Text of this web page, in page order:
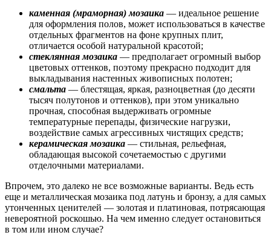
каменная (мраморная) мозаика — идеальное решение
для оформления полов, может использоваться в качестве
отдельных фрагментов на фоне крупных плит,
отличается особой натуральной красотой;
стеклянная мозаика — предполагает огромный выбор
цветовых оттенков, поэтому прекрасно подходит для
выкладывания настенных живописных полотен;
смальта — блестящая, яркая, разноцветная (до десяти
тысяч полутонов и оттенков), при этом уникально
прочная, способная выдерживать огромные
температурные перепады, физические нагрузки,
воздействие самых агрессивных чистящих средств;
керамическая мозаика — стильная, рельефная,
обладающая высокой сочетаемостью с другими
отделочными материалами.
Впрочем, это далеко не все возможные варианты. Ведь есть
еще и металлическая мозаика под латунь и бронзу, а для самых
утонченных ценителей — золотая и платиновая, потрясающая
невероятной роскошью. На чем именно следует остановиться
в том или ином случае?